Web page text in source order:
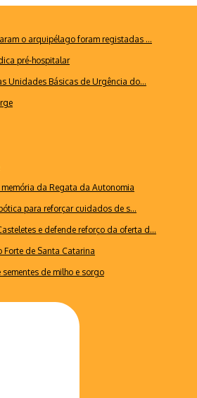
o arquipélago foram registadas ...
pré-hospitalar
Unidades Básicas de Urgência do...
da Regata da Autonomia
para reforçar cuidados de s...
e defende reforço da oferta d...
de Santa Catarina
de milho e sorgo